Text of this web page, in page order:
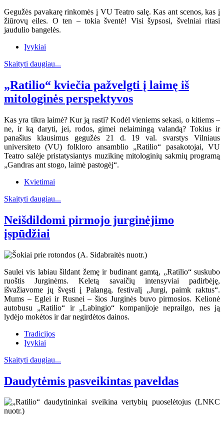
Gegužės pavakarę rinkomės į VU Teatro salę. Kas ant scenos, kas į
žiūrovų eiles. O ten – tokia šventė! Visi šypsosi, švelniai ritasi
jaudulio bangelės.
Įvykiai
Skaityti daugiau...
„Ratilio“ kviečia pažvelgti į laimę iš
mitologinės perspektyvos
Kas yra tikra laimė? Kur ją rasti? Kodėl vieniems sekasi, o kitiems –
ne, ir ką daryti, jei, rodos, gimei nelaimingą valandą? Tokius ir
panašius klausimus gegužės 21 d. 19 val. svarstys Vilniaus
universiteto (VU) folkloro ansamblio „Ratilio“ pasakotojai, VU
Teatro salėje pristatysiantys muzikinę mitologinių sakmių programą
„Gandras ant stogo, laimė pastogėj“.
Kvietimai
Skaityti daugiau...
Neišdildomi pirmojo jurginėjimo
įspūdžiai
Saulei vis labiau šildant žemę ir budinant gamtą, „Ratilio“ suskubo
ruoštis Jurginėms. Keletą savaičių intensyviai padirbėję,
išvažiavome jų švęsti į Palangą, festivalį „Jurgi, paimk raktus“.
Mums – Eglei ir Rusnei – šios Jurginės buvo pirmosios. Kelionė
autobusu „Ratilio“ ir „Labingio“ kompanijoje neprailgo, nes ją
lydėjo mokėtos ir dar negirdėtos dainos.
Tradicijos
Įvykiai
Skaityti daugiau...
Daudytėmis pasveikintas paveldas